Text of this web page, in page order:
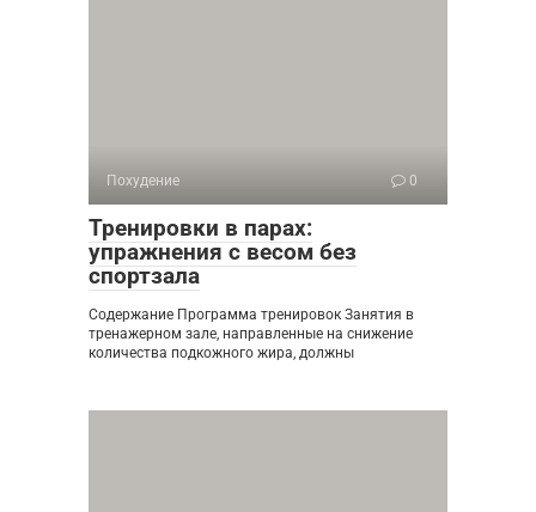
Похудение 0
Тренировки в парах:
упражнения с весом без
спортзала
Содержание Программа тренировок Занятия в
тренажерном зале, направленные на снижение
количества подкожного жира, должны